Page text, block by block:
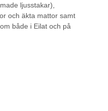
ljusstakar),
och äkta mattor samt
både i Eilat och på